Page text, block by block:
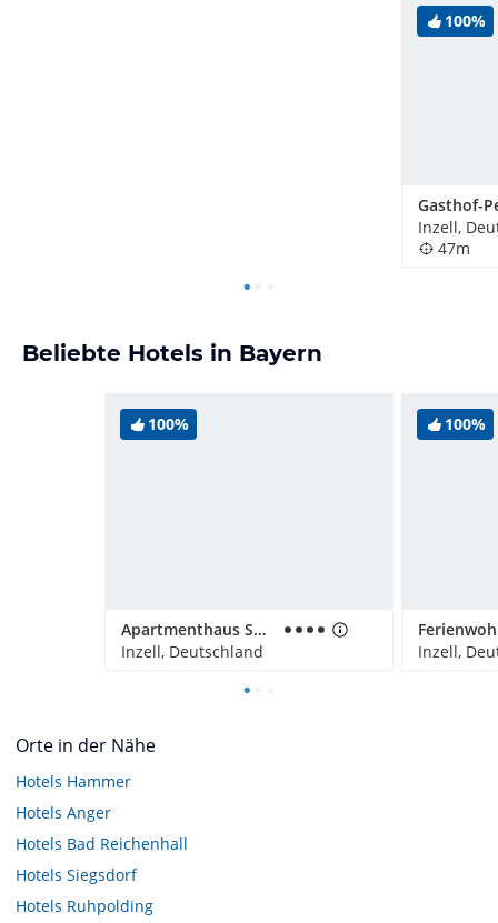
100%
Inzell,
47m
Beliebte Hotels in Bayern
100%
Apartmenthaus Sonnenschein
Inzell, Deutschland
100%
Inzell,
Orte in der Nähe
Hotels Hammer
Hotels Anger
Hotels Bad Reichenhall
Hotels Siegsdorf
Hotels Ruhpolding